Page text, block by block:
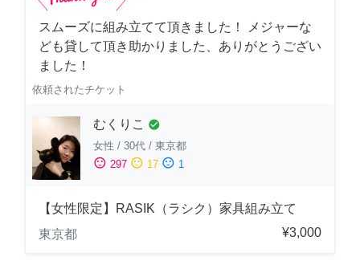
スムーズに組み立てて頂きました！ メジャーな
ども貸して頂き助かりました、ありがとうござい
ました！
依頼されたチケット
むくりこ check_circle
女性 / 30代 / 東京都
sentiment_satisfied 297 sentiment_neutral 17 sentiment_dissatisfied 1
【女性限定】RASIK（ラシク）家具組み立て
東京都
¥3,000